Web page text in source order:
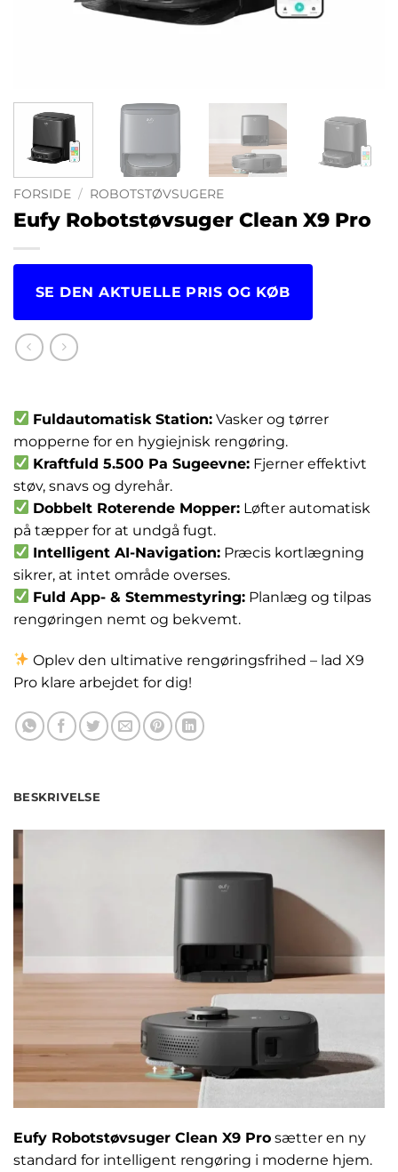
FORSIDE / ROBOTSTØVSUGERE
Eufy Robotstøvsuger Clean X9 Pro
SE DEN AKTUELLE PRIS OG KØB
Fuldautomatisk Station: Vasker og tørrer
mopperne for en hygiejnisk rengøring.
Kraftfuld 5.500 Pa Sugeevne: Fjerner effektivt
støv, snavs og dyrehår.
Dobbelt Roterende Mopper: Løfter automatisk
på tæpper for at undgå fugt.
Intelligent AI-Navigation: Præcis kortlægning
sikrer, at intet område overses.
Fuld App- & Stemmestyring: Planlæg og tilpas
rengøringen nemt og bekvemt.
Oplev den ultimative rengøringsfrihed – lad X9
Pro klare arbejdet for dig!
BESKRIVELSE
Eufy Robotstøvsuger Clean X9 Pro sætter en ny
standard for intelligent rengøring i moderne hjem.